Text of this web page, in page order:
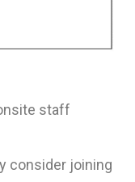
staff
consider joining